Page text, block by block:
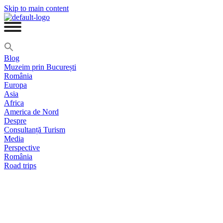
Skip to main content
Blog
Muzeim prin București
România
Europa
Asia
Africa
America de Nord
Despre
Consultanță Turism
Media
Perspective
România
Road trips